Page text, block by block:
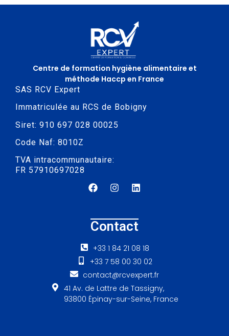
Centre de formation hygiène alimentaire et
méthode Haccp en France
SAS RCV Expert
Immatriculée au RCS de Bobigny
Siret: 910 697 028 00025
Code Naf: 8010Z
TVA intracommunautaire:
FR 57910697028
Contact
+33 1 84 21 08 18
+33 7 58 00 30 02
contact@rcvexpert.fr
41 Av. de Lattre de Tassigny,
93800 Épinay-sur-Seine, France